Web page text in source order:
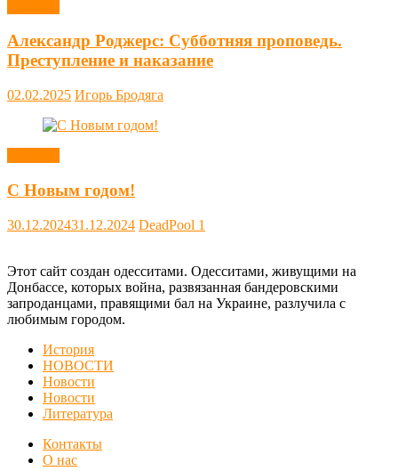
Александр Роджерс: Субботняя проповедь.
Преступление и наказание
02.02.2025 Игорь Бродяга
С Новым годом!
30.12.202431.12.2024 DeadPool 1
Этот сайт создан одесситами. Одесситами, живущими на
Донбассе, которых война, развязанная бандеровскими
запроданцами, правящими бал на Украине, разлучила с
любимым городом.
История
НОВОСТИ
Новости
Новости
Литература
Контакты
О нас